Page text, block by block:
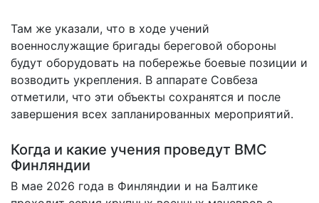
Там же указали, что в ходе учений
военнослужащие бригады береговой обороны
будут оборудовать на побережье боевые позиции и
возводить укрепления. В аппарате Совбеза
отметили, что эти объекты сохранятся и после
завершения всех запланированных мероприятий.
Когда и какие учения проведут ВМС
Финляндии
В мае 2026 года в Финляндии и на Балтике